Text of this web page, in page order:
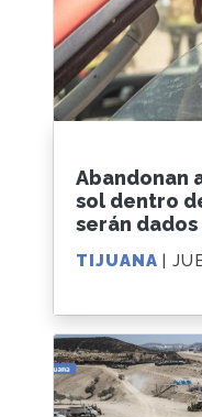
Abandonan
sol dentro
serán
TIJUANA |